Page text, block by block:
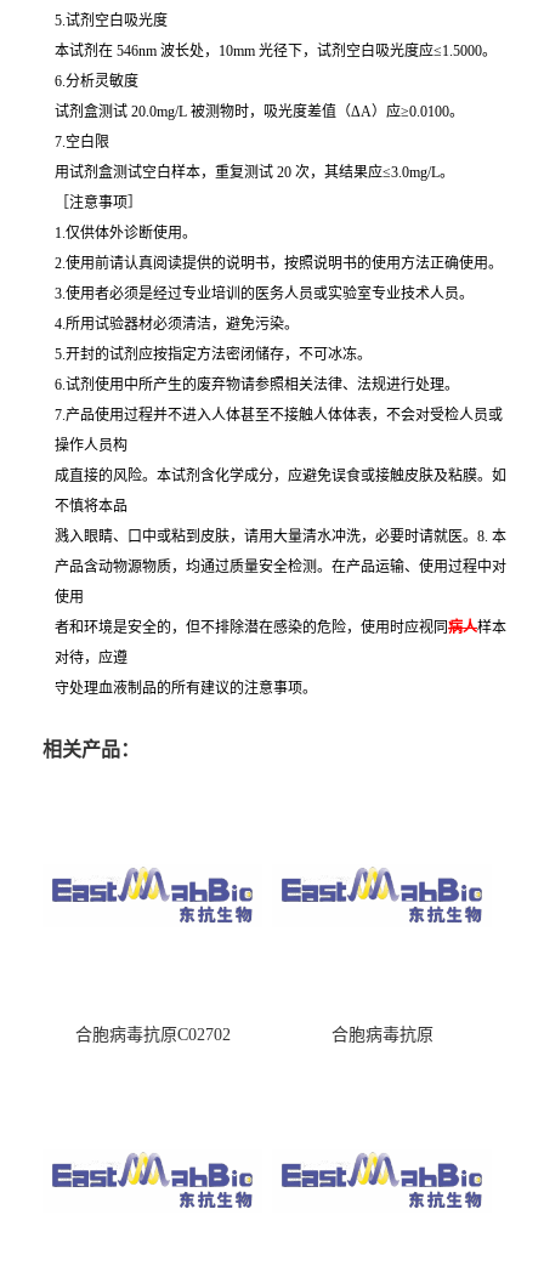
5.试剂空白吸光度
本试剂在 546nm 波长处，10mm 光径下，试剂空白吸光度应≤1.5000。
6.分析灵敏度
试剂盒测试 20.0mg/L 被测物时，吸光度差值（ΔA）应≥0.0100。
7.空白限
用试剂盒测试空白样本，重复测试 20 次，其结果应≤3.0mg/L。
［注意事项］
1.仅供体外诊断使用。
2.使用前请认真阅读提供的说明书，按照说明书的使用方法正确使用。
3.使用者必须是经过专业培训的医务人员或实验室专业技术人员。
4.所用试验器材必须清洁，避免污染。
5.开封的试剂应按指定方法密闭储存，不可冰冻。
6.试剂使用中所产生的废弃物请参照相关法律、法规进行处理。
7.产品使用过程并不进入人体甚至不接触人体体表，不会对受检人员或
操作人员构
成直接的风险。本试剂含化学成分，应避免误食或接触皮肤及粘膜。如
不慎将本品
溅入眼睛、口中或粘到皮肤，请用大量清水冲洗，必要时请就医。8. 本
产品含动物源物质，均通过质量安全检测。在产品运输、使用过程中对
使用
者和环境是安全的，但不排除潜在感染的危险，使用时应视同 病人样本
对待，应遵
守处理血液制品的所有建议的注意事项。
相关产品：
合胞病毒抗原C02702 合胞病毒抗原